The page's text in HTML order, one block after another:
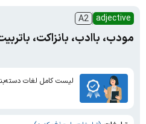
adjective
A2
مودب، با‌ادب، با‌نزاکت،
لیست کامل لغات